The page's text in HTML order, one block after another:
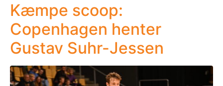
Kæmpe scoop:
Copenhagen henter
Gustav Suhr-Jessen